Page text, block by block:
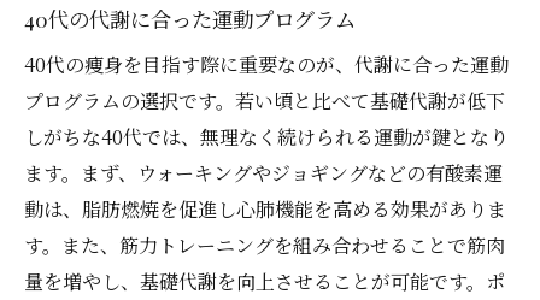
40代の代謝に合った運動プログラム
40代の痩身を目指す際に重要なのが、代謝に合った運動
プログラムの選択です。若い頃と比べて基礎代謝が低下
しがちな40代では、無理なく続けられる運動が鍵となり
ます。まず、ウォーキングやジョギングなどの有酸素運
動は、脂肪燃焼を促進し心肺機能を高める効果がありま
す。また、筋力トレーニングを組み合わせることで筋肉
量を増やし、基礎代謝を向上させることが可能です。ポ